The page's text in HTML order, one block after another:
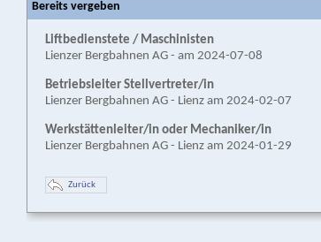
Bereits vergeben
Liftbedienstete / Maschinisten
Lienzer Bergbahnen AG - am 2024-07-08
Betriebsleiter Stellvertreter/in
Lienzer Bergbahnen AG - Lienz am 2024-02-07
Werkstättenleiter/in oder Mechaniker/in
Lienzer Bergbahnen AG - Lienz am 2024-01-29
Zurück